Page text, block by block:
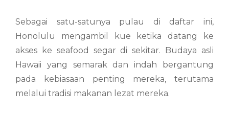
Sebagai satu-satunya pulau di daftar ini,
Honolulu mengambil kue ketika datang ke
akses ke seafood segar di sekitar. Budaya asli
Hawaii yang semarak dan indah bergantung
pada kebiasaan penting mereka, terutama
melalui tradisi makanan lezat mereka.